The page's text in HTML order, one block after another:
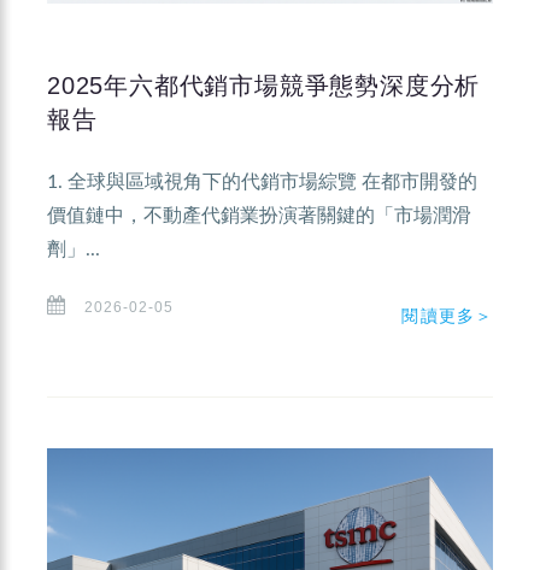
2025年六都代銷市場競爭態勢深度分析
報告
1. 全球與區域視角下的代銷市場綜覽 在都市開發的
價值鏈中，不動產代銷業扮演著關鍵的「市場潤滑
劑」...
2026-02-05 閱讀更多＞